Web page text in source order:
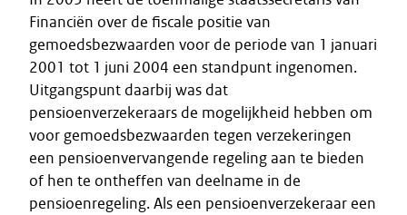
Financiën over de fiscale positie van
gemoedsbezwaarden voor de periode van 1 januari
2001 tot 1 juni 2004 een standpunt ingenomen.
Uitgangspunt daarbij was dat
pensioenverzekeraars de mogelijkheid hebben om
voor gemoedsbezwaarden tegen verzekeringen
een pensioenvervangende regeling aan te bieden
of hen te ontheffen van deelname in de
pensioenregeling. Als een pensioenverzekeraar een